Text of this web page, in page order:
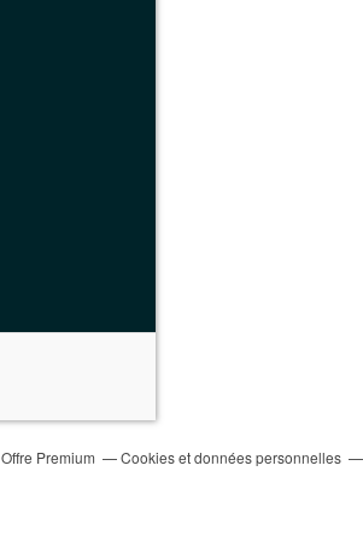
Offre Premium
Cookies et données personnelles